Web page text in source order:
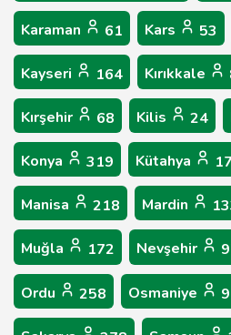
Karaman 61 Kars 53
Kayseri 164 Kırıkkale
Kırşehir 68 Kilis 24
Konya 319 Kütahya
Manisa 218 Mardin
Muğla 172 Nevşehir
Ordu 258 Osmaniye